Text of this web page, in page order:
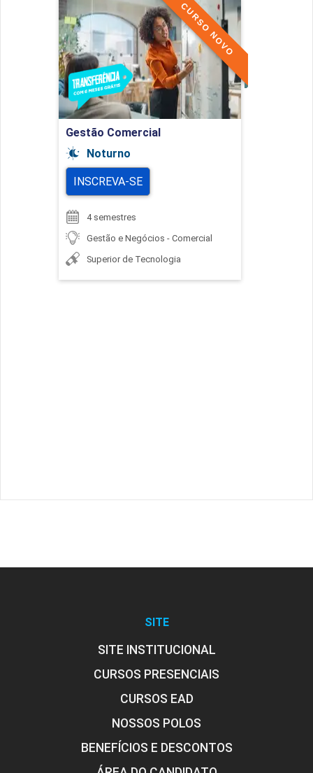
Gestão Comercial
Noturno
CURSO NOVO
INSCREVA-SE
4 semestres
Gestão e Negócios - Comercial
Superior de Tecnologia
Gestão Comercial
Detalhes do curso
Ir para Inscrição
SITE
SITE INSTITUCIONAL
CURSOS PRESENCIAIS
CURSOS EAD
NOSSOS POLOS
BENEFÍCIOS E DESCONTOS